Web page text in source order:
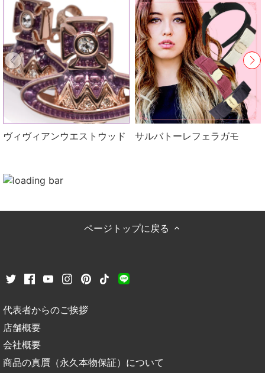
ヴィヴィアンウエストウッド サルバトーレフェラガモ
ページトップに戻る
代表者からのご挨拶
店舗概要
会社概要
商品の真贋（永久本物保証）について